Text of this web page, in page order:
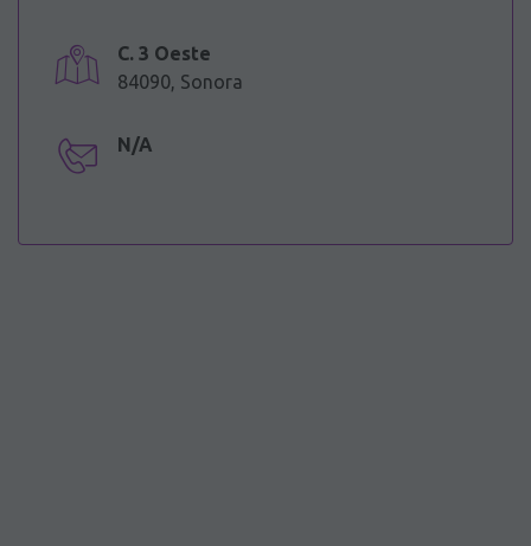
C. 3 Oeste
84090, Sonora
N/A